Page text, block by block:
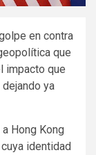
en contra
que
impacto que
ya
Hong Kong
identidad